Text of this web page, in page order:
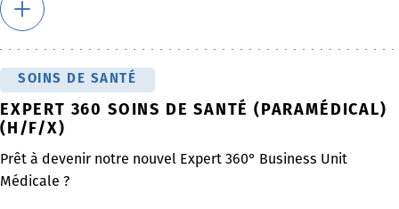
SOINS DE SANTÉ
EXPERT 360 SOINS DE SANTÉ (PARAMÉDICAL)
(H/F/X)
Prêt à devenir notre nouvel Expert 360° Business Unit
Médicale ?